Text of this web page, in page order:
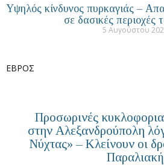
Υψηλός κίνδυνος πυρκαγιάς –
σε δασικές περιοχές
5 Αυγούστου
ΕΒΡΟΣ
Προσωρινές
στην Αλεξανδρούπολη
Νύχτας» – Κλείνουν οι
Παραλιακή